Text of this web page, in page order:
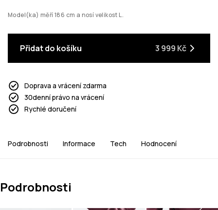
Model(ka) měří 186 cm a nosí velikost L.
Přidat do košíku 3 999 Kč
Doprava a vrácení zdarma
30denní právo na vrácení
Rychlé doručení
Podrobnosti Informace Tech Hodnocení
Podrobnosti